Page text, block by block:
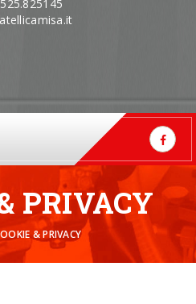
PRIVACY
& PRIVACY